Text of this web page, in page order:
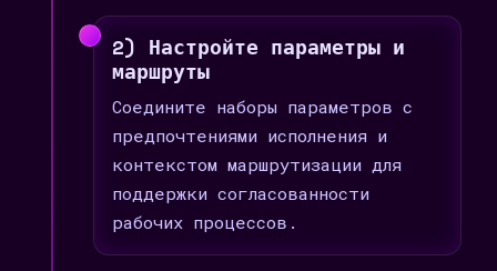
2) Настройте параметры и
маршруты
Соедините наборы параметров с
предпочтениями исполнения и
контекстом маршрутизации для
поддержки согласованности
рабочих процессов.